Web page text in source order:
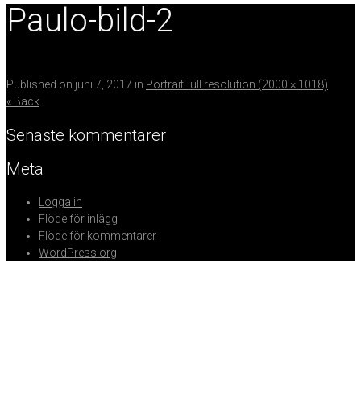
Paulo-bild-2
Published on juni 7, 2017 in PortraitFull resolution (2000 × 1018)
« Back
Senaste kommentarer
Meta
Logga in
Flöde för inlägg
Flöde för kommentarer
WordPress.org